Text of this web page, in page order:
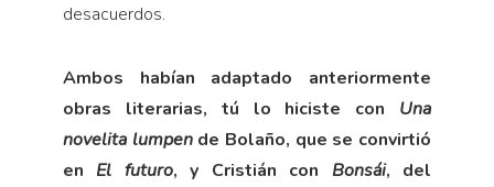
desacuerdos.
Ambos habían adaptado anteriormente
obras literarias, tú lo hiciste con Una
novelita lumpende Bolaño, que se convirtió
en El futuro, y Cristián con Bonsái, del